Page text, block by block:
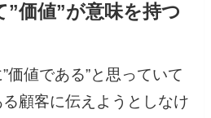
価値”が意味を持つ
価値である”と思っていて
顧客に伝えようとしなけ